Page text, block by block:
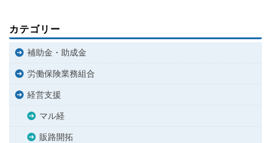
カテゴリー
補助金・助成金
労働保険業務組合
経営支援
マル経
販路開拓